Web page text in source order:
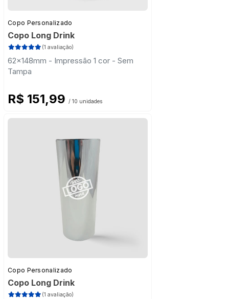
Copo Personalizado
Copo Long Drink
(1 avaliação)
62x148mm - Impressão 1 cor - Sem
Tampa
R$ 151,99 / 10 unidades
Copo Personalizado
Copo Long Drink
(1 avaliação)